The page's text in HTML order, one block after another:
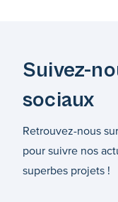
Suivez-
sociaux
Retrouvez-nous
pour suivre nos
superbes projets !